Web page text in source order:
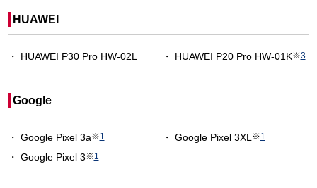
HUAWEI
HUAWEI P30 Pro HW-02L HUAWEI P20 Pro HW-01K※3
Google
Google Pixel 3a※1 Google Pixel 3XL ※1
Google Pixel 3※1